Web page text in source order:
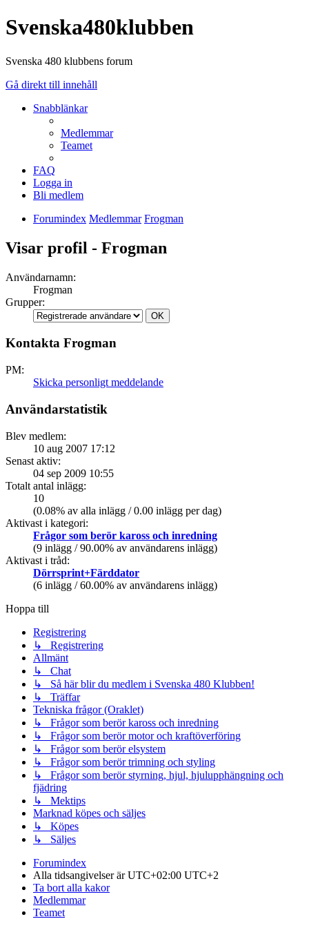
Svenska480klubben
Svenska 480 klubbens forum
Gå direkt till innehåll
Snabblänkar
Medlemmar
Teamet
FAQ
Logga in
Bli medlem
Forumindex Medlemmar Frogman
Visar profil - Frogman
Användarnamn:
Frogman
Grupper:
Kontakta Frogman
PM:
Skicka personligt meddelande
Användarstatistik
Blev medlem:
10 aug 2007 17:12
Senast aktiv:
04 sep 2009 10:55
Totalt antal inlägg:
10
(0.08% av alla inlägg / 0.00 inlägg per dag)
Aktivast i kategori:
Frågor som berör kaross och inredning
(9 inlägg / 90.00% av användarens inlägg)
Aktivast i tråd:
Dörrsprint+Färddator
(6 inlägg / 60.00% av användarens inlägg)
Hoppa till
Registrering
↳ Registrering
Allmänt
↳ Chat
↳ Så här blir du medlem i Svenska 480 Klubben!
↳ Träffar
Tekniska frågor (Oraklet)
↳ Frågor som berör kaross och inredning
↳ Frågor som berör motor och kraftöverföring
↳ Frågor som berör elsystem
↳ Frågor som berör trimning och styling
↳ Frågor som berör styrning, hjul, hjulupphängning och
fjädring
↳ Mektips
Marknad köpes och säljes
↳ Köpes
↳ Säljes
Forumindex
Alla tidsangivelser är UTC+02:00 UTC+2
Ta bort alla kakor
Medlemmar
Teamet